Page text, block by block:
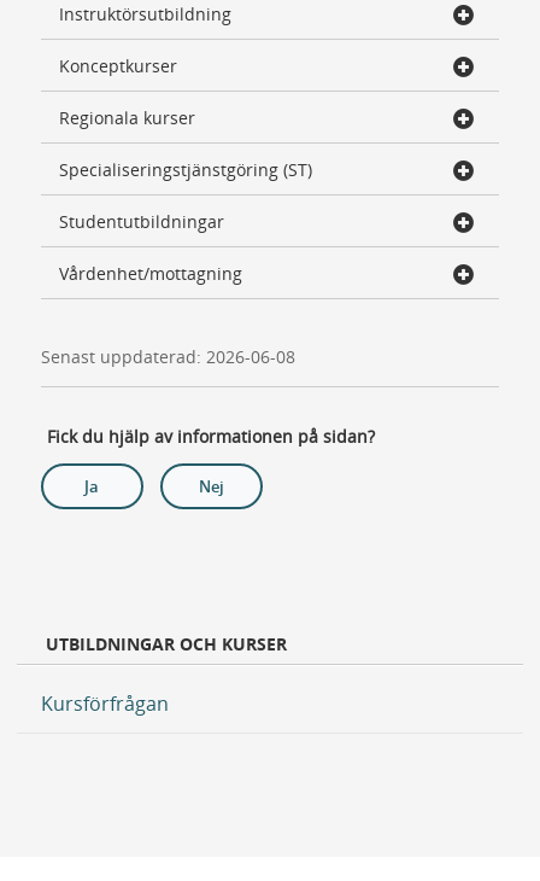
Instruktörsutbildning
Konceptkurser
Regionala kurser
Specialiseringstjänstgöring (ST)
Studentutbildningar
Vårdenhet/mottagning
Senast uppdaterad: 2026-06-08
Fick du hjälp av informationen på sidan?
Ja Nej
UTBILDNINGAR OCH KURSER
Kursförfrågan